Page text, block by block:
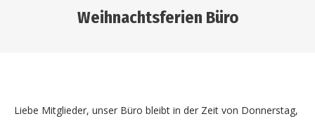
Weihnachtsferien Büro
Liebe Mitglieder, unser Büro bleibt in der Zeit von Donnerstag,